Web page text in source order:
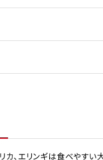
カ、エリンギは食べやすい